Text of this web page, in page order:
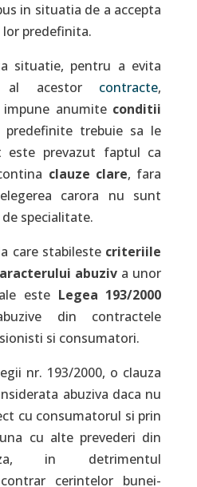
in situatia de a accepta
predefinita.
pentru a evita
al acestor contracte,
anumite conditii
predefinite trebuie sa le
este prevazut faptul ca
clauze clare, fara
carora nu sunt
specialitate.
stabileste criteriile
abuziv a unor
este Legea 193/2000
din contractele
si consumatori.
193/2000, o clauza
abuziva daca nu
cu consumatorul si prin
cu alte prevederi din
in detrimentul
cerintelor bunei-